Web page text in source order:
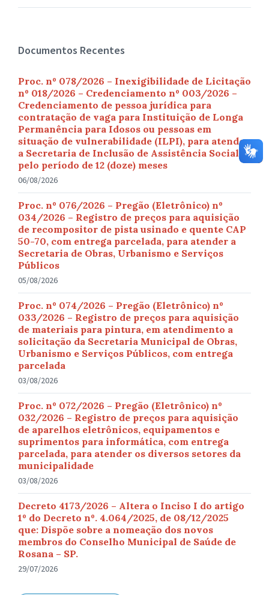
Documentos Recentes
Proc. nº 078/2026 – Inexigibilidade de Licitação
nº 018/2026 – Credenciamento nº 003/2026 –
Credenciamento de pessoa jurídica para
contratação de vaga para Instituição de Longa
Permanência para Idosos ou pessoas em
situação de vulnerabilidade (ILPI), para atender
a Secretaria de Inclusão de Assistência Social,
pelo período de 12 (doze) meses
06/08/2026
Proc. nº 076/2026 – Pregão (Eletrônico) nº
034/2026 – Registro de preços para aquisição
de recompositor de pista usinado e quente CAP
50-70, com entrega parcelada, para atender a
Secretaria de Obras, Urbanismo e Serviços
Públicos
05/08/2026
Proc. nº 074/2026 – Pregão (Eletrônico) nº
033/2026 – Registro de preços para aquisição
de materiais para pintura, em atendimento a
solicitação da Secretaria Municipal de Obras,
Urbanismo e Serviços Públicos, com entrega
parcelada
03/08/2026
Proc. nº 072/2026 – Pregão (Eletrônico) nº
032/2026 – Registro de preços para aquisição
de aparelhos eletrônicos, equipamentos e
suprimentos para informática, com entrega
parcelada, para atender os diversos setores da
municipalidade
03/08/2026
Decreto 4173/2026 – Altera o Inciso I do artigo
1º do Decreto nº. 4.064/2025, de 08/12/2025
que: Dispõe sobre a nomeação dos novos
membros do Conselho Municipal de Saúde de
Rosana – SP.
29/07/2026